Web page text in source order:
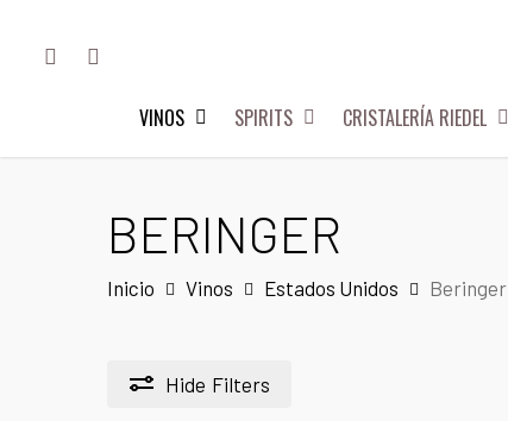
FACEBOOKINSTAGRAM
VINOS SPIRITS CRISTALERÍA RIEDEL
BERINGER
Inicio Vinos Estados Unidos Beringer
Hide Filters